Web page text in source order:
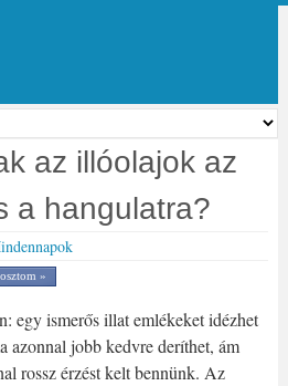
az illóolajok az
a hangulatra?
»
egy ismerős illat emlékeket idézhet
azonnal jobb kedvre deríthet, ám
rossz érzést kelt bennünk. Az